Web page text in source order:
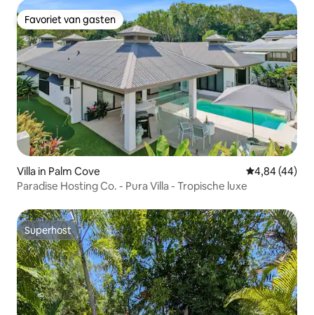
Favoriet van gasten
Favoriet van gasten
Villa in Palm Cove Gemiddelde
4,84 (44)
Paradise Hosting Co. - Pura Villa - Tropische luxe
Superhost
Superhost